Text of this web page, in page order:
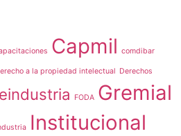
Capmil comdibar
a la propiedad intelectual Derechos
FODA Gremial
Institucional